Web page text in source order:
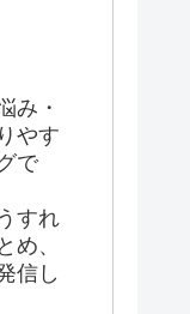
み・
やす
で
すれ
め、
信し